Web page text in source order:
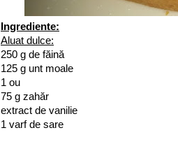
Ingrediente:
Aluat dulce:
250 g de făină
125 g unt moale
1 ou
75 g zahăr
extract de vanilie
1 varf de sare